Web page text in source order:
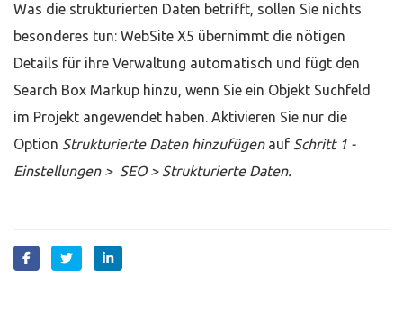
Was die strukturierten Daten betrifft, sollen Sie nichts
besonderes tun: WebSite X5 übernimmt die nötigen
Details für ihre Verwaltung automatisch und fügt den
Search Box Markup hinzu, wenn Sie ein Objekt Suchfeld
im Projekt angewendet haben. Aktivieren Sie nur die
Option Strukturierte Daten hinzufügenauf Schritt 1 -
Einstellungen > SEO > Strukturierte Daten.